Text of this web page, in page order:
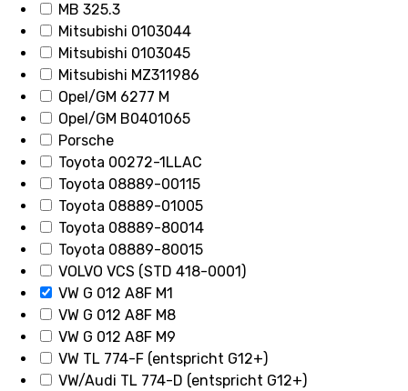
MB 325.3
Mitsubishi 0103044
Mitsubishi 0103045
Mitsubishi MZ311986
Opel/GM 6277 M
Opel/GM B0401065
Porsche
Toyota 00272-1LLAC
Toyota 08889-00115
Toyota 08889-01005
Toyota 08889-80014
Toyota 08889-80015
VOLVO VCS (STD 418-0001)
VW G 012 A8F M1
VW G 012 A8F M8
VW G 012 A8F M9
VW TL 774-F (entspricht G12+)
VW/Audi TL 774-D (entspricht G12+)